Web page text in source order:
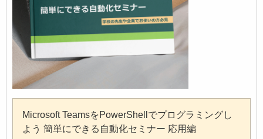
Microsoft TeamsをPowerShellでプログラミングし
よう 簡単にできる自動化セミナー 応用編